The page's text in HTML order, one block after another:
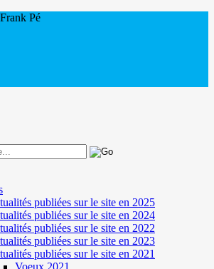
Pé
publiées sur le site en 2025
publiées sur le site en 2024
publiées sur le site en 2022
publiées sur le site en 2023
publiées sur le site en 2021
Voeux 2021